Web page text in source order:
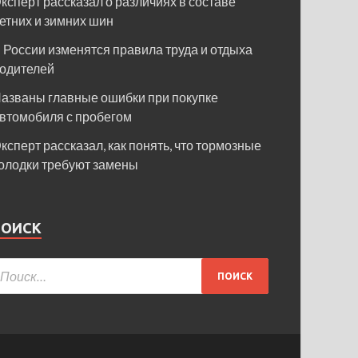
и зимних шин
России изменятся правила труда и отдыха
главные ошибки при покупке
с пробегом
рассказал, как понять, что тормозные
требуют замены